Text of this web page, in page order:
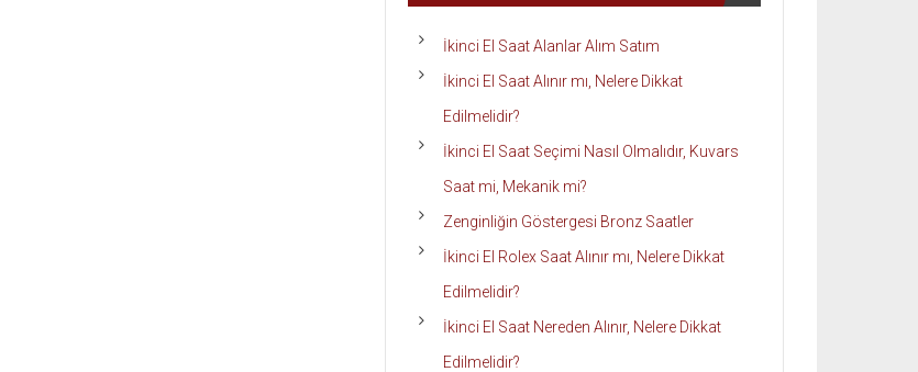
İkinci El Saat Alanlar Alım Satım
İkinci El Saat Alınır mı, Nelere Dikkat
Edilmelidir?
İkinci El Saat Seçimi Nasıl Olmalıdır, Kuvars
Saat mi, Mekanik mi?
Zenginliğin Göstergesi Bronz Saatler
İkinci El Rolex Saat Alınır mı, Nelere Dikkat
Edilmelidir?
İkinci El Saat Nereden Alınır, Nelere Dikkat
Edilmelidir?